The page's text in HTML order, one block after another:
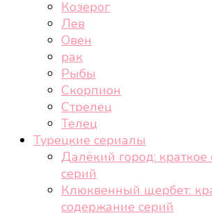
Козерог
Лев
Овен
рак
Рыбы
Скорпион
Стрелец
Телец
Турецкие сериалы
Далёкий город:
серий
Клюквенный щербет:
содержание серий